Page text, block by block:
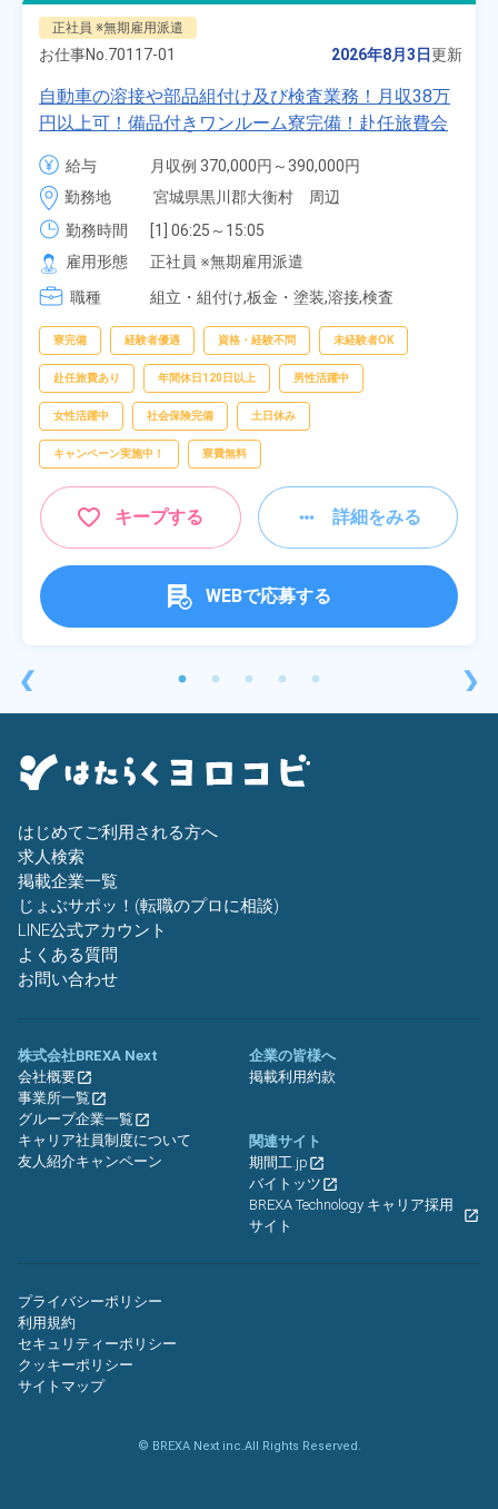
❮
正社員 ※無期雇用派遣
お仕事No. 70117-01 2026年8月3日更新
自動車の溶接や部品組付け及び検査業務！月収38万
円以上可！備品付きワンルーム寮完備！赴任旅費会
社負担★人気の土日休み！昇給＆業績賞与あり！
車・バイク通勤可！無料駐車場あり！カップルでの
応募OK★《宮城県大衡村》
給与
月収例 370,000円～390,000円
時給 1,700円～1,700円
勤務地
宮城県黒川郡大衡村　周辺
勤務時間
[1] 06:25～15:05
[2] 16:00～00:40
[3] 16:30～01:10
[4] 08:00～16:40
雇用形態
正社員 ※無期雇用派遣
職種
組立・組付け,板金・塗装,溶接,検査
寮完備 経験者優遇 資格・経験不問 未経験者OK
赴任旅費あり 年間休日120日以上 男性活躍中
女性活躍中 社会保険完備 土日休み
キャンペーン実施中！ 寮費無料
キープする 詳細をみる
WEBで応募する
❯
はじめてご利用される方へ
求人検索
掲載企業一覧
じょぶサポッ！(転職のプロに相談)
LINE公式アカウント
よくある質問
お問い合わせ
株式会社BREXA Next
会社概要
事業所一覧
グループ企業一覧
キャリア社員制度について
友人紹介キャンペーン
企業の皆様へ
掲載利用約款
関連サイト
期間工.jp
バイトッツ
BREXA Technology キャリア採用
サイト
プライバシーポリシー
利用規約
セキュリティーポリシー
クッキーポリシー
サイトマップ
© BREXA Next inc.All Rights Reserved.